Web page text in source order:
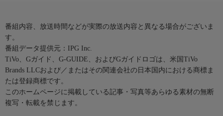
番組内容、放送時間などが実際の放送内容と異なる場合がございま
す。
番組データ提供元：IPG Inc.
TiVo、Gガイド、G-GUIDE、およびGガイドロゴは、米国TiVo
Brands LLCおよび／またはその関連会社の日本国内における商標ま
たは登録商標です。
このホームページに掲載している記事・写真等あらゆる素材の無断
複写・転載を禁じます。